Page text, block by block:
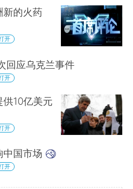
新的火药
开
回应乌克兰事件
开
10亿美元
开
中国市场
开